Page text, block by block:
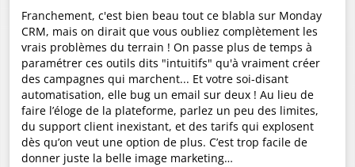
Franchement, c'est bien beau tout ce blabla sur Monday
CRM, mais on dirait que vous oubliez complètement les
vrais problèmes du terrain ! On passe plus de temps à
paramétrer ces outils dits "intuitifs" qu'à vraiment créer
des campagnes qui marchent... Et votre soi-disant
automatisation, elle bug un email sur deux ! Au lieu de
faire l’éloge de la plateforme, parlez un peu des limites,
du support client inexistant, et des tarifs qui explosent
dès qu’on veut une option de plus. C’est trop facile de
donner juste la belle image marketing…